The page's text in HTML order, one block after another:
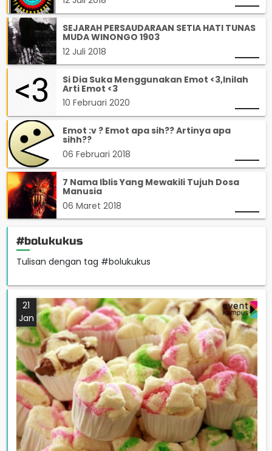
SEJARAH PERSAUDARAAN SETIA HATI TUNAS
MUDA WINONGO 1903
12 Juli 2018
Si Dia Suka Menggunakan Emot <3,Inilah
Arti Emot <3
10 Februari 2020
Emot :v ? Emot apa sih?? Artinya apa
sihh??
06 Februari 2018
7 Nama Iblis Yang Mewakili Tujuh Dosa
Manusia
06 Maret 2018
#bolukukus
Tulisan dengan tag #bolukukus
21
Jan